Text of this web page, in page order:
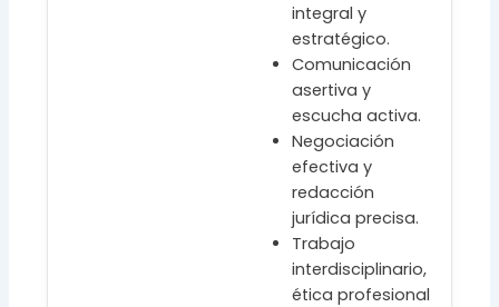
integral y
estratégico.
Comunicación
asertiva y
escucha activa.
Negociación
efectiva y
redacción
jurídica precisa.
Trabajo
interdisciplinario,
ética profesional